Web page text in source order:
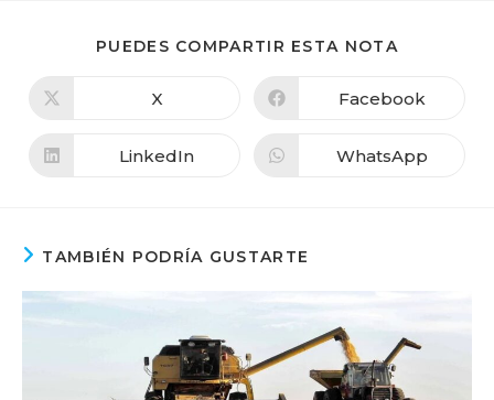
PUEDES COMPARTIR ESTA NOTA
X Facebook
LinkedIn WhatsApp
TAMBIÉN PODRÍA GUSTARTE